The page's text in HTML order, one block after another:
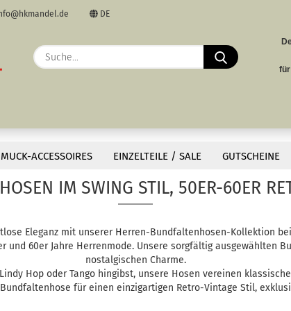
DE
Suche...
ACCESSOIRES EINZELTEILE / SALE GUTSCHEINE
IM SWING STIL, 50ER-60ER
Eleganz mit unserer Herren-Bundfaltenhosen-Kollektion bei
und 60er Jahre Herrenmode. Unsere sorgfältig ausgewählten
nostalgischen Charme.
Hop oder Tango hingibst, unsere Hosen vereinen
für einen einzigartigen Retro-Vintage Stil,